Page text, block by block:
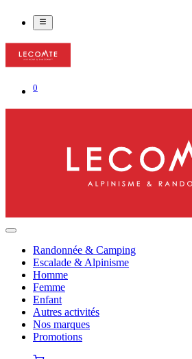
0
Randonnée & Camping
Escalade & Alpinisme
Homme
Femme
Enfant
Autres activités
Nos marques
Promotions